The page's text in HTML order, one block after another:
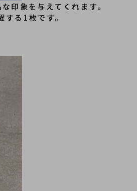
印象を与えてくれます。
る1枚です。